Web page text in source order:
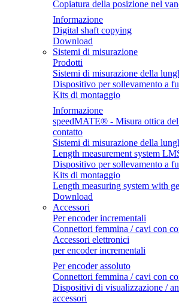
Copiatura della posizione nel
Informazione
Digital shaft copying
Download
Sistemi di misurazione
Prodotti
Sistemi di misurazione della
Dispositivo per sollevamento a
Kits di montaggio
Informazione
speedMATE® - Misura ottica
contatto
Sistemi di misurazione della
Length measurement system
Dispositivo per sollevamento a
Kits di montaggio
Length measuring system with
Download
Accessori
Per encoder incrementali
Connettori femmina / cavi con
Accessori elettronici
per encoder incrementali
Per encoder assoluto
Connettori femmina / cavi con
Dispositivi di visualizzazione /
accessori